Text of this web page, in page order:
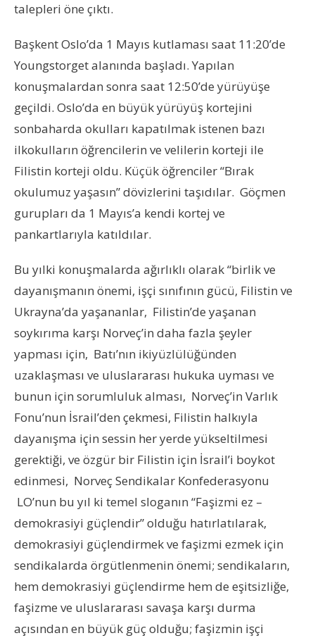
talepleri öne çıktı.
Başkent Oslo’da 1 Mayıs kutlaması saat 11:20’de
Youngstorget alanında başladı. Yapılan
konuşmalardan sonra saat 12:50’de yürüyüşe
geçildi. Oslo’da en büyük yürüyüş kortejini
sonbaharda okulları kapatılmak istenen bazı
ilkokulların öğrencilerin ve velilerin korteji ile
Filistin korteji oldu. Küçük öğrenciler “Bırak
okulumuz yaşasın” dövizlerini taşıdılar. Göçmen
gurupları da 1 Mayıs’a kendi kortej ve
pankartlarıyla katıldılar.
Bu yılki konuşmalarda ağırlıklı olarak “birlik ve
dayanışmanın önemi, işçi sınıfının gücü, Filistin ve
Ukrayna’da yaşananlar, Filistin’de yaşanan
soykırıma karşı Norveç’in daha fazla şeyler
yapması için, Batı’nın ikiyüzlülüğünden
uzaklaşması ve uluslararası hukuka uyması ve
bunun için sorumluluk alması, Norveç’in Varlık
Fonu’nun İsrail’den çekmesi, Filistin halkıyla
dayanışma için sessin her yerde yükseltilmesi
gerektiği, ve özgür bir Filistin için İsrail’i boykot
edinmesi, Norveç Sendikalar Konfederasyonu
LO’nun bu yıl ki temel sloganın “Faşizmi ez –
demokrasiyi güçlendir” olduğu hatırlatılarak,
demokrasiyi güçlendirmek ve faşizmi ezmek için
sendikalarda örgütlenmenin önemi; sendikaların,
hem demokrasiyi güçlendirme hem de eşitsizliğe,
faşizme ve uluslararası savaşa karşı durma
açısından en büyük güç olduğu; faşizmin işçi